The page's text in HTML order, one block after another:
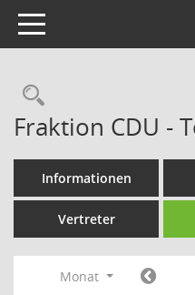
Toggle navigation
Fraktion CDU -
Informationen
Vertreter
Monat